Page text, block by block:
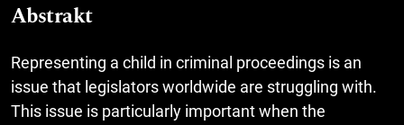
Abstrakt
Representing a child in criminal proceedings is an
issue that legislators worldwide are struggling with.
This issue is particularly important when the